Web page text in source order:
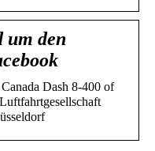
um den
Dash 8-400 of